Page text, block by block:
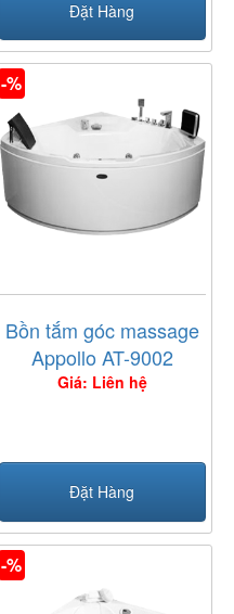
Đặt Hàng
-%
Bồn tắm góc massage
Appollo AT-9002
Giá: Liên hệ
Đặt Hàng
-%